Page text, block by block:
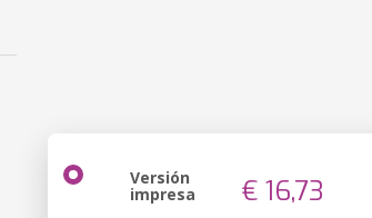
Versión
impresa € 16,73